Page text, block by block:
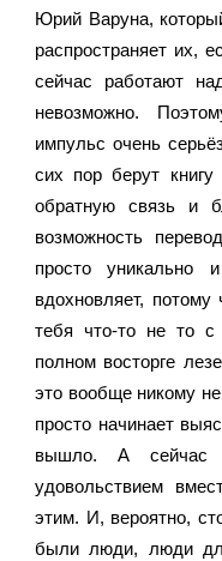
Юрий Варуна,
распространяет их,
сейчас работают
невозможно.
импульс очень
сих пор берут
обратную связь и
возможность
просто
вдохновляет, потому
тебя что-то не то
полном восторге
это вообще никому
просто начинает
вышло. А сейчас
удовольствием
этим. И, вероятно,
были люди, люди